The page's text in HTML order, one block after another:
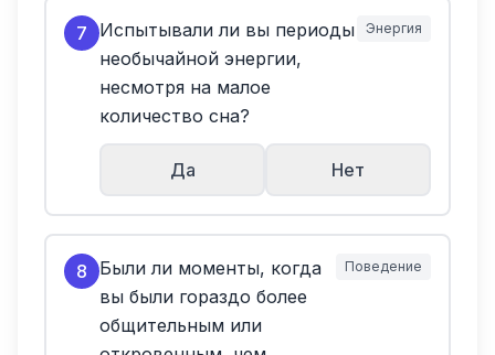
7
Испытывали ли вы периоды
необычайной энергии,
несмотря на малое
количество сна?
Энергия
Да Нет
8
Были ли моменты, когда
вы были гораздо более
общительным или
Поведение